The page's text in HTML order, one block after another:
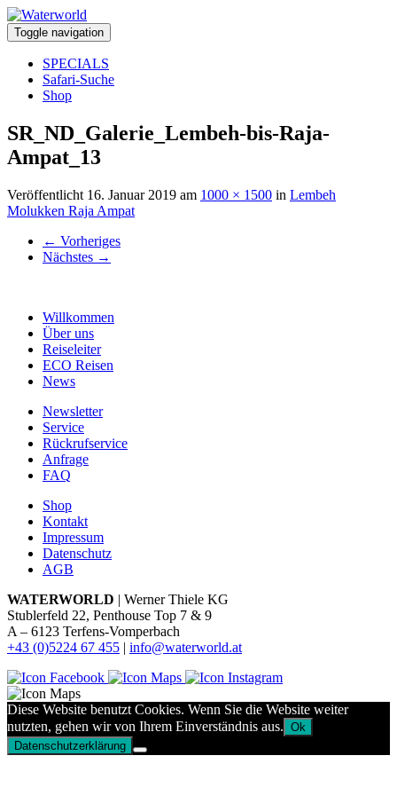
Toggle navigation
SPECIALS
Safari-Suche
Shop
SR_ND_Galerie_Lembeh-bis-Raja-
Ampat_13
Veröffentlicht 16. Januar 2019 am 1000 × 1500 in Lembeh
Molukken Raja Ampat
← Vorheriges
Nächstes →
Willkommen
Über uns
Reiseleiter
ECO Reisen
News
Newsletter
Service
Rückrufservice
Anfrage
FAQ
Shop
Kontakt
Impressum
Datenschutz
AGB
WATERWORLD | Werner Thiele KG
Stublerfeld 22, Penthouse Top 7 & 9
A – 6123 Terfens-Vomperbach
+43 (0)5224 67 455 | info@waterworld.at
Diese Website benutzt Cookies. Wenn Sie die Website weiter
nutzten, gehen wir von Ihrem Einverständnis aus. Ok
Datenschutzerklärung